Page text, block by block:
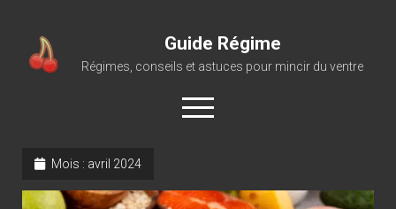
Guide Régime
Régimes, conseils et astuces pour mincir du ventre
open
menu
Mois : avril 2024